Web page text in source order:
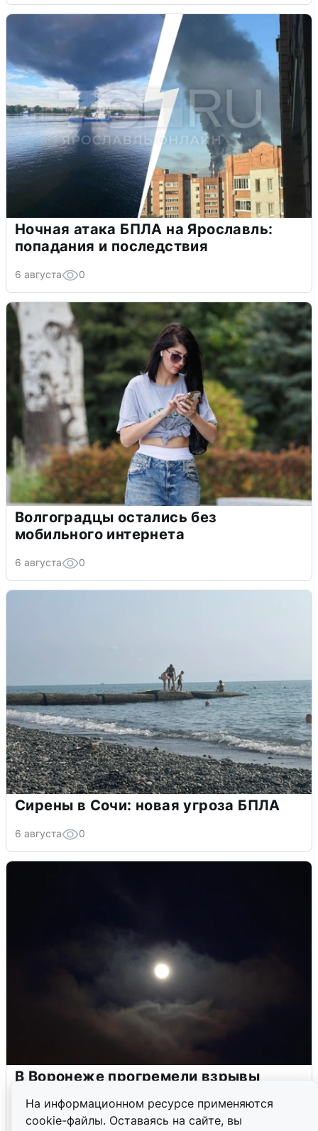
На информационном ресурсе применяются
cookie-файлы. Оставаясь на сайте, вы
Ночная атака БПЛА на Ярославль:
попадания и последствия
6 августа 0
Волгоградцы остались без
мобильного интернета
6 августа 0
Сирены в Сочи: новая угроза БПЛА
6 августа 0
В Воронеже прогремели взрывы
5 августа 0